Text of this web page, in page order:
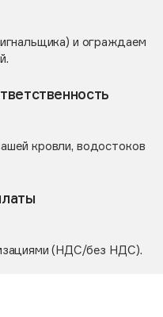
и ограждаем
кровли, водостоков
(НДС/без НДС).